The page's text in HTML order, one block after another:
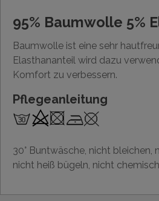
95% Baumwolle 5%
Baumwolle ist eine sehr
Elasthananteil wird dazu
Komfort zu verbessern.
Pflegeanleitung
30° Buntwäsche, nicht bleichen,
nicht heiß bügeln, nicht